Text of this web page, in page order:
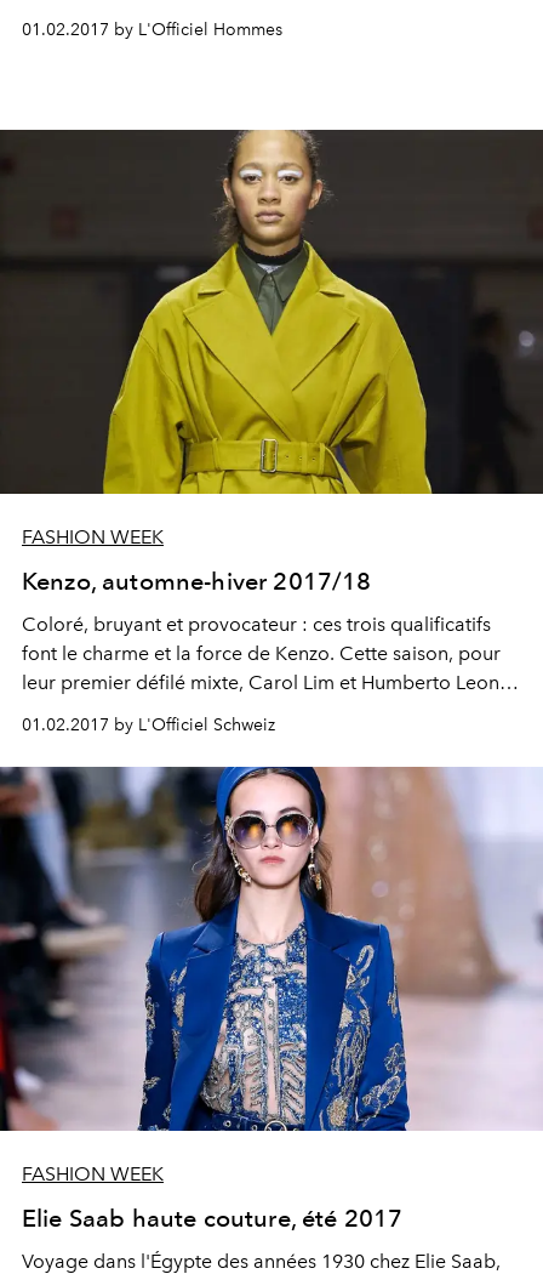
mélange d'influences nomades et d'autres plus Wall
Street. Du grand Ralph Lauren, dont on ne se lassera
01.02.2017 by L'Officiel Hommes
FASHION WEEK
Kenzo, automne-hiver 2017/18
Coloré, bruyant et provocateur : ces trois qualificatifs
font le charme et la force de Kenzo. Cette saison, pour
leur premier défilé mixte, Carol Lim et Humberto Leon
n'ont pas fait exception à la règle.
01.02.2017 by L'Officiel Schweiz
FASHION WEEK
Elie Saab haute couture, été 2017
Voyage dans l'Égypte des années 1930 chez Elie Saab,